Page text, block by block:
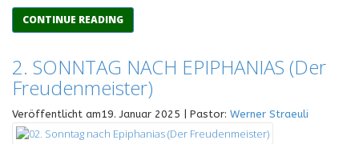
CONTINUE READING
2. SONNTAG NACH EPIPHANIAS (Der
Freudenmeister)
Veröffentlicht am19. Januar 2025 | Pastor: Werner Straeuli